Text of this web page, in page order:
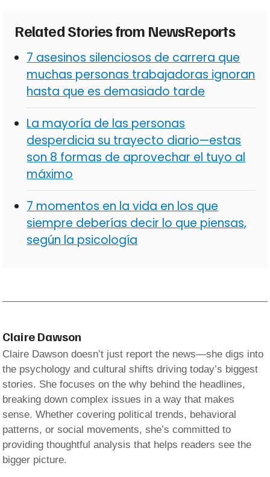
Related Stories from NewsReports
7 asesinos silenciosos de carrera que
muchas personas trabajadoras ignoran
hasta que es demasiado tarde
La mayoría de las personas
desperdicia su trayecto diario—estas
son 8 formas de aprovechar el tuyo al
máximo
7 momentos en la vida en los que
siempre deberías decir lo que piensas,
según la psicología
Claire Dawson
Claire Dawson doesn’t just report the news—she digs into
the psychology and cultural shifts driving today’s biggest
stories. She focuses on the why behind the headlines,
breaking down complex issues in a way that makes
sense. Whether covering political trends, behavioral
patterns, or social movements, she’s committed to
providing thoughtful analysis that helps readers see the
bigger picture.